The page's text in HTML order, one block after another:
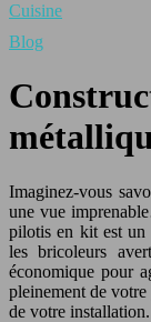
Cuisine
Blog
Imaginez-vous
une vue
pilotis en kit est un
les bricoleurs
économique pour
pleinement de
de votre installation.